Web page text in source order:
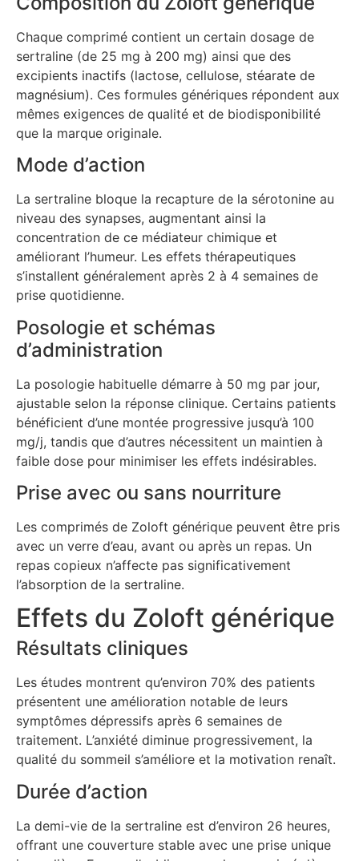
Chaque comprimé contient un certain dosage de
sertraline (de 25 mg à 200 mg) ainsi que des
excipients inactifs (lactose, cellulose, stéarate de
magnésium). Ces formules génériques répondent aux
mêmes exigences de qualité et de biodisponibilité
que la marque originale.
Mode d’action
La sertraline bloque la recapture de la sérotonine au
niveau des synapses, augmentant ainsi la
concentration de ce médiateur chimique et
améliorant l’humeur. Les effets thérapeutiques
s’installent généralement après 2 à 4 semaines de
prise quotidienne.
Posologie et schémas
d’administration
La posologie habituelle démarre à 50 mg par jour,
ajustable selon la réponse clinique. Certains patients
bénéficient d’une montée progressive jusqu’à 100
mg/j, tandis que d’autres nécessitent un maintien à
faible dose pour minimiser les effets indésirables.
Prise avec ou sans nourriture
Les comprimés de Zoloft générique peuvent être pris
avec un verre d’eau, avant ou après un repas. Un
repas copieux n’affecte pas significativement
l’absorption de la sertraline.
Effets du Zoloft générique
Résultats cliniques
Les études montrent qu’environ 70% des patients
présentent une amélioration notable de leurs
symptômes dépressifs après 6 semaines de
traitement. L’anxiété diminue progressivement, la
qualité du sommeil s’améliore et la motivation renaît.
Durée d’action
La demi-vie de la sertraline est d’environ 26 heures,
offrant une couverture stable avec une prise unique